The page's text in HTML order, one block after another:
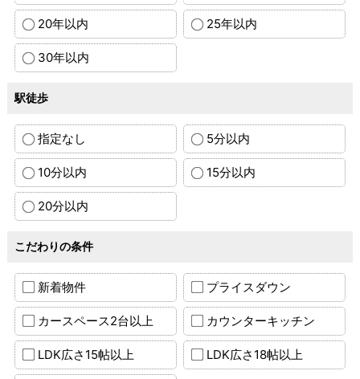
20年以内 25年以内
30年以内
駅徒歩
指定なし 5分以内
10分以内 15分以内
20分以内
こだわりの条件
新着物件 プライスダウン
カースペース2台以上 カウンターキッチン
LDK広さ15帖以上 LDK広さ18帖以上